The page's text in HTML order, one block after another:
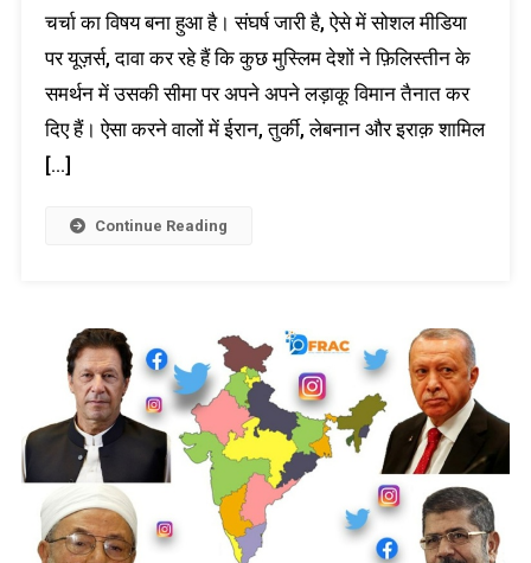
चर्चा का विषय बना हुआ है। संघर्ष जारी है, ऐसे में सोशल मीडिया
पर यूज़र्स, दावा कर रहे हैं कि कुछ मुस्लिम देशों ने फ़िलिस्तीन के
समर्थन में उसकी सीमा पर अपने अपने लड़ाकू विमान तैनात कर
दिए हैं। ऐसा करने वालों में ईरान, तुर्की, लेबनान और इराक़ शामिल
[…]
Continue Reading